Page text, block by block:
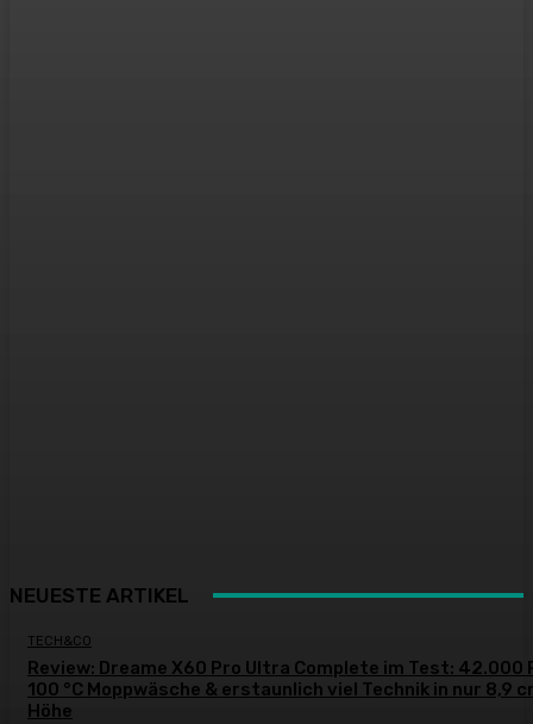
NEUESTE ARTIKEL
TECH&CO
Review: Dreame X60 Pro Ultra Complete im Test: 42.000
100 °C Moppwäsche & erstaunlich viel Technik in nur 8,9
Höhe